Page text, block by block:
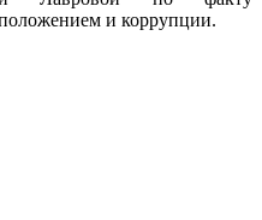
и коррупции.